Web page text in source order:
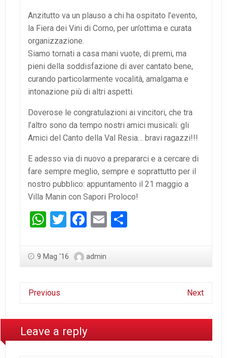
Anzitutto va un plauso a chi ha ospitato l’evento,
la Fiera dei Vini di Corno, per un’ottima e curata
organizzazione.
Siamo tornati a casa mani vuote, di premi, ma
pieni della soddisfazione di aver cantato bene,
curando particolarmente vocalità, amalgama e
intonazione più di altri aspetti.
Doverose le congratulazioni ai vincitori, che tra
l’altro sono da tempo nostri amici musicali: gli
Amici del Canto della Val Resia… bravi ragazzi!!!
E adesso via di nuovo a prepararci e a cercare di
fare sempre meglio, sempre e soprattutto per il
nostro pubblico: appuntamento il 21 maggio a
Villa Manin con Sapori Proloco!
WhatsApp
TwitterFacebook
Email
9 Mag '16 admin
Previous Next
Leave a reply